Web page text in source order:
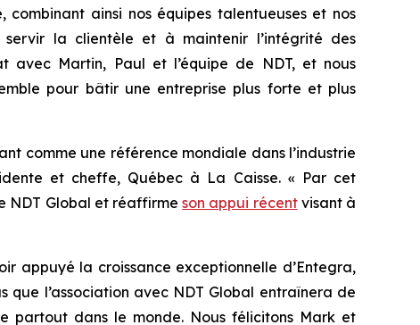
combinant ainsi nos équipes talentueuses et nos
la clientèle et à maintenir l’intégrité des
avec Martin, Paul et l’équipe de NDT, et nous
pour bâtir une entreprise plus forte et plus
comme une référence mondiale dans l’industrie
et cheffe, Québec à La Caisse. « Par cet
NDT Global et réaffirmeson appui récentvisant à
appuyé la croissance exceptionnelle d’Entegra,
que l’association avec NDT Global entraînera de
partout dans le monde. Nous félicitons Mark et